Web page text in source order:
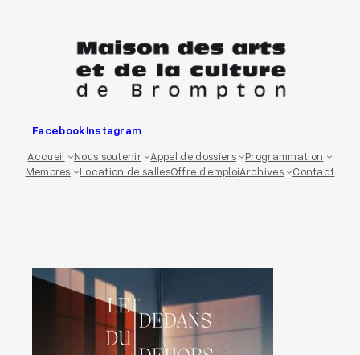
FacebookInstagram
Accueil
Nous soutenir Appel de dossiers
Programmation
Membres
Location de sallesOffre d’emploiArchives Contact